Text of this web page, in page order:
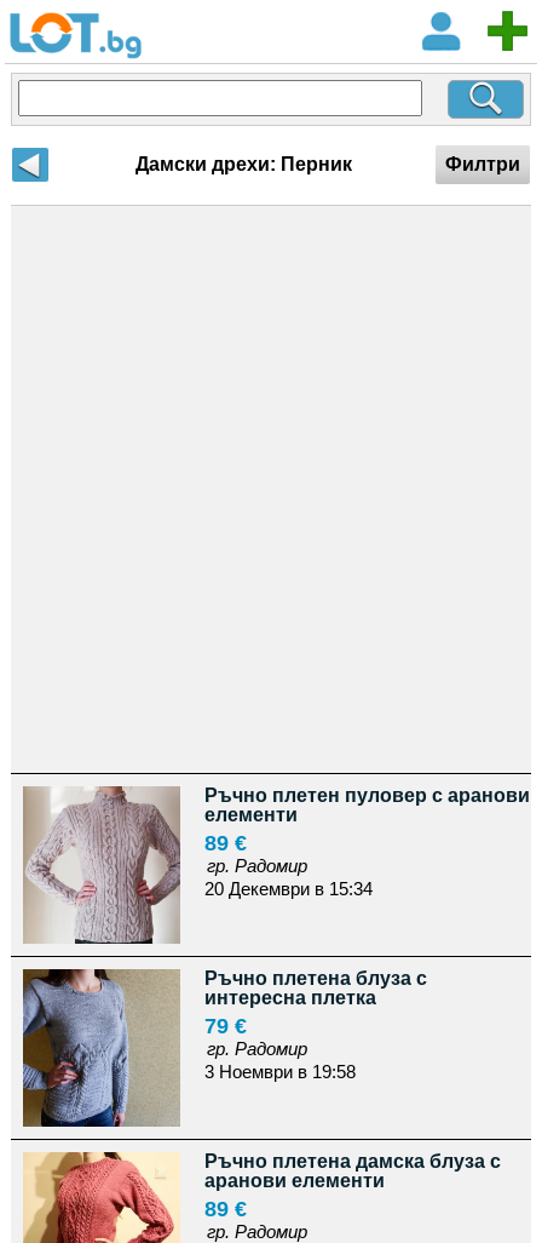
Дамски дрехи: Перник Филтри
Ръчно плетен пуловер с аранови
елементи
89 €
гр. Радомир
20 Декември в 15:34
Ръчно плетена блуза с
интересна плетка
79 €
гр. Радомир
3 Ноември в 19:58
Ръчно плетена дамска блуза с
аранови елементи
89 €
гр. Радомир